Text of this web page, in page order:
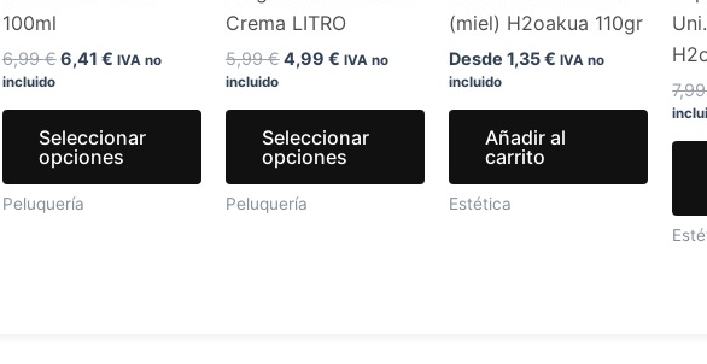
100ml
6,99€6,41 € IVA no
incluido
Seleccionar
opciones
pueden
elegir
la
de
producto
Peluquería
Crema LITRO
5,99€4,99 € IVA no
incluido
Seleccionar
opciones
pueden
elegir
la
de
producto
Peluquería
(miel) H2oakua 110gr
Desde 1,35€ IVA no
incluido
Añadir al
carrito
Estética